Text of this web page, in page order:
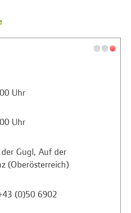
Uhr
Uhr
Gugl, Auf der
(Oberösterreich)
(0)50 6902